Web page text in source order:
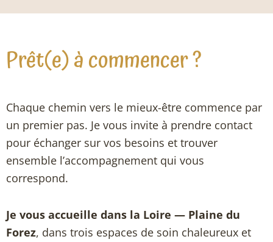
Prêt(e) à commencer ?
Chaque chemin vers le mieux-être commence par
un premier pas. Je vous invite à prendre contact
pour échanger sur vos besoins et trouver
ensemble l’accompagnement qui vous
correspond.
Je vous accueille dans la Loire — Plaine du
Forez, dans trois espaces de soin chaleureux et